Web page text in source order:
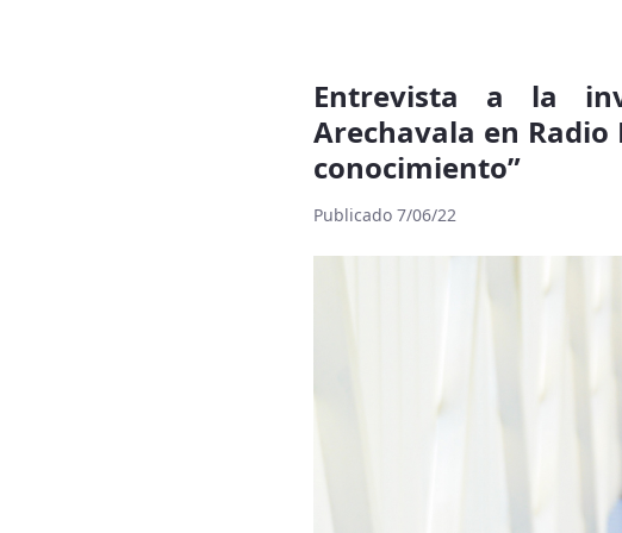
Entrevista a la
Arechavala en
conocimiento”
Publicado 7/06/22